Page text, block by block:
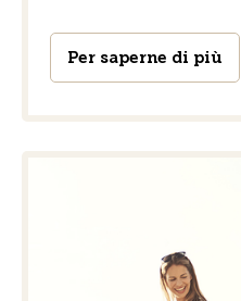
Per saperne di più